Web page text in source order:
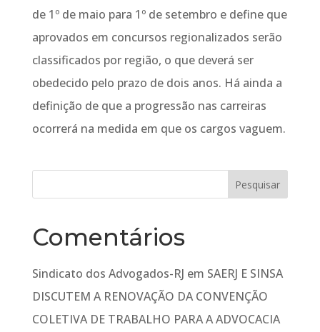
de 1º de maio para 1º de setembro e define que
aprovados em concursos regionalizados serão
classificados por região, o que deverá ser
obedecido pelo prazo de dois anos. Há ainda a
definição de que a progressão nas carreiras
ocorrerá na medida em que os cargos vaguem.
Comentários
Sindicato dos Advogados-RJ em SAERJ E SINSA
DISCUTEM A RENOVAÇÃO DA CONVENÇÃO
COLETIVA DE TRABALHO PARA A ADVOCACIA